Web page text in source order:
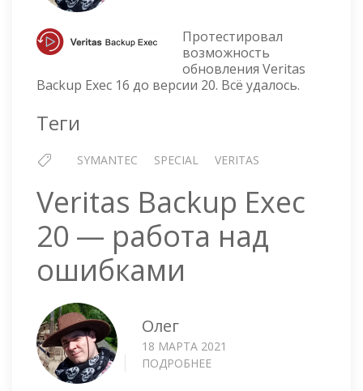
BACKUP
EXEC
16
ДО
Протестировал
возможность
обновления Veritas
Backup Exec 16 до версии 20. Всё удалось.
Теги
SYMANTEC SPECIAL VERITAS
Veritas Backup Exec
20 — работа над
ошибками
Олег
18 МАРТА 2021
ПОДРОБНЕЕ